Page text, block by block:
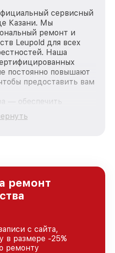
сервисный
Казани. Мы
ремонт и
Leupold для всех
Наша
постоянно повышают
предоставить вам
— обеспечить
ремонт для
продукции Leupold, вне
уровень доверия
ремонт
с сайта,
в размере -25%
ремонту